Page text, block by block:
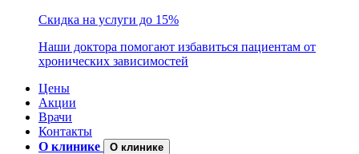
Скидка на услуги до 15%
Наши доктора помогают избавиться пациентам от
хронических зависимостей
Цены
Акции
Врачи
Контакты
О клинике
О клинике